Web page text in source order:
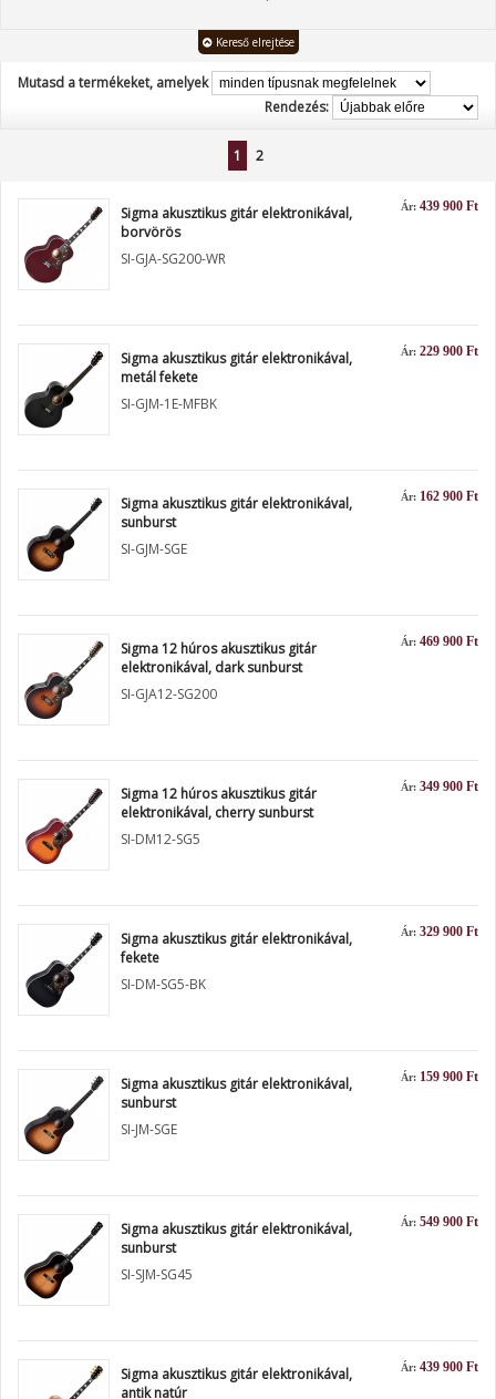
Kereső elrejtése
Mutasd a termékeket, amelyek
Rendezés:
1 2
Ár: 439 900 Ft
Sigma akusztikus gitár elektronikával,
borvörös
SI-GJA-SG200-WR
Ár: 229 900 Ft
Sigma akusztikus gitár elektronikával,
metál fekete
SI-GJM-1E-MFBK
Ár: 162 900 Ft
Sigma akusztikus gitár elektronikával,
sunburst
SI-GJM-SGE
Ár: 469 900 Ft
Sigma 12 húros akusztikus gitár
elektronikával, dark sunburst
SI-GJA12-SG200
Ár: 349 900 Ft
Sigma 12 húros akusztikus gitár
elektronikával, cherry sunburst
SI-DM12-SG5
Ár: 329 900 Ft
Sigma akusztikus gitár elektronikával,
fekete
SI-DM-SG5-BK
Ár: 159 900 Ft
Sigma akusztikus gitár elektronikával,
sunburst
SI-JM-SGE
Ár: 549 900 Ft
Sigma akusztikus gitár elektronikával,
sunburst
SI-SJM-SG45
Ár: 439 900 Ft
Sigma akusztikus gitár elektronikával,
antik natúr